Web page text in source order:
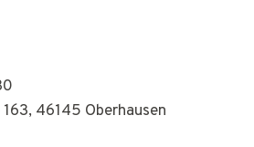
46145 Oberhausen